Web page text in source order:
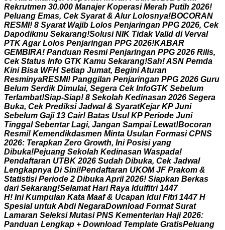
Rekrutmen 30.000 Manajer Koperasi Merah Putih 2026!
Peluang Emas, Cek Syarat & Alur Lolosnya!BOCORAN
RESMI! 8 Syarat Wajib Lolos Penjaringan PPG 2026, Cek
Dapodikmu Sekarang!Solusi NIK Tidak Valid di Verval
PTKAgar Lolos Penjaringan PPG 2026!KABAR
GEMBIRA! Panduan Resmi Penjaringan PPG 2026 Rilis,
Cek Status Info GTK Kamu Sekarang!Sah!ASN Pemda
Kini Bisa WFH Setiap Jumat, BeginiAturan
ResminyaRESMI! Panggilan Penjaringan PPG 2026 Guru
Belum Serdik Dimulai, Segera Cek InfoGTK Sebelum
Terlambat!Siap-Siap! 8 Sekolah Kedinasan 2026 Segera
Buka, Cek Prediksi Jadwal & SyaratKejar KP Juni
Sebelum Gaji 13 Cair! Batas Usul KP Periode Juni
Tinggal Sebentar Lagi, Jangan Sampai Lewat!Bocoran
Resmi! Kemendikdasmen Minta Usulan Formasi CPNS
2026: Terapkan Zero Growth, Ini Posisi yang
Dibuka!Pejuang Sekolah Kedinasan Waspada!
Pendaftaran UTBK 2026 Sudah Dibuka, Cek Jadwal
Lengkapnya Di Sini!Pendaftaran UKOM JF Prakom &
Statistisi Periode 2 DibukaApril 2026! Siapkan Berkas
dari Sekarang!Selamat Hari Raya Idulfitri 1447
H! Ini Kumpulan Kata Maaf & Ucapan Idul Fitri 1447 H
Spesial untukAbdi NegaraDownload Format Surat
Lamaran Seleksi Mutasi PNS Kementerian Haji 2026:
Panduan Lengkap + Download Template GratisPeluang